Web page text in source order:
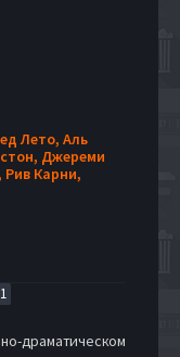
Лето, Аль
Джереми
Рив Карни,